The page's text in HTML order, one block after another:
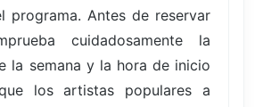
programa. Antes de reservar
cuidadosamente la
la semana y la hora de inicio
los artistas populares a